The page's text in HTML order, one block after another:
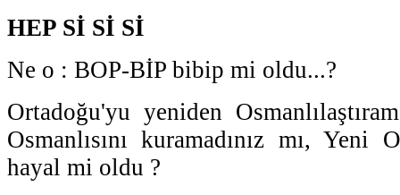
HEP Sİ Sİ Sİ
Ne o : BOP-BİP bibip mi oldu...?
Ortadoğu'yu yeniden
Osmanlısını kuramadınız mı, Yeni
hayal mi oldu ?